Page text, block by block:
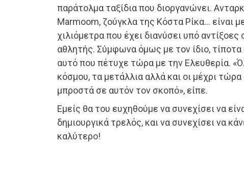
παράτολμα ταξίδια που διοργανώνει.
Marmoom, ζούγκλα της Κόστα Ρίκα… είναι
χιλιόμετρα που έχει διανύσει υπό
αθλητής. Σύμφωνα όμως με τον ίδιο, τίποτα
αυτό που πέτυχε τώρα με την Ελευθερία.
κόσμου, τα μετάλλια αλλά και οι μέχρι τώρα
μπροστά σε αυτόν τον σκοπό», είπε.
Εμείς θα του ευχηθούμε να συνεχίσει να
δημιουργικά τρελός, και να συνεχίσει να
καλύτερο!